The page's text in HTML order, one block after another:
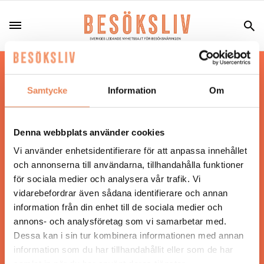
Samtycke Information Om
Denna webbplats använder cookies
Vi använder enhetsidentifierare för att anpassa innehållet
och annonserna till användarna, tillhandahålla funktioner
för sociala medier och analysera vår trafik. Vi
vidarebefordrar även sådana identifierare och annan
information från din enhet till de sociala medier och
annons- och analysföretag som vi samarbetar med.
Dessa kan i sin tur kombinera informationen med annan
information som du har tillhandahållit eller som de har
Hos oss läser du landets mest uppdaterade
nyheter och snackisar inom besöksnäringen.
Besöksliv i sin tryckta form är ett affärsmagasin
Tidningen ges ut avVisita
ANSVARIG UTGIVARE
Jonas Siljhammar
UPPHOVSRÄTT